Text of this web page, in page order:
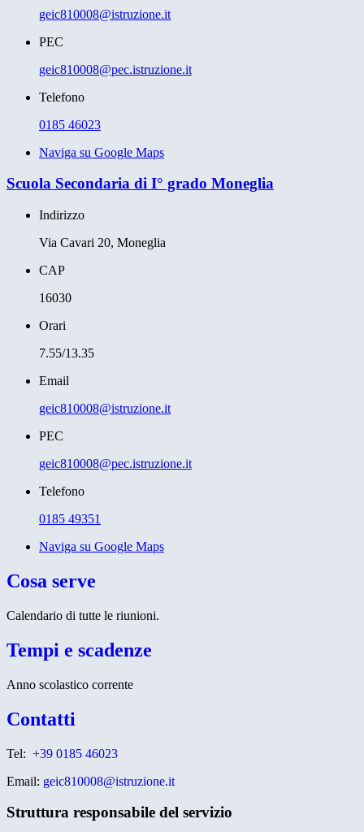
geic810008@istruzione.it
PEC
geic810008@pec.istruzione.it
Telefono
0185 46023
Naviga su Google Maps
Scuola Secondaria di I° grado Moneglia
Indirizzo
Via Cavari 20, Moneglia
CAP
16030
Orari
7.55/13.35
Email
geic810008@istruzione.it
PEC
geic810008@pec.istruzione.it
Telefono
0185 49351
Naviga su Google Maps
Cosa serve
Calendario di tutte le riunioni.
Tempi e scadenze
Anno scolastico corrente
Contatti
Tel: +39 0185 46023
Email: geic810008@istruzione.it
Struttura responsabile del servizio